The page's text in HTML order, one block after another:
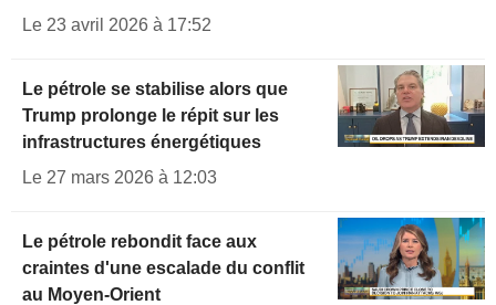
Le 23 avril 2026 à 17:52
Le pétrole se stabilise alors que
Trump prolonge le répit sur les
infrastructures énergétiques
Le 27 mars 2026 à 12:03
Le pétrole rebondit face aux
craintes d'une escalade du conflit
au Moyen-Orient